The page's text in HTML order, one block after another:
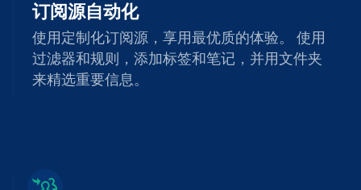
订阅源自动化
使用定制化订阅源，享用最优质的体验。 使用
过滤器和规则，添加标签和笔记，并用文件夹
来精选重要信息。